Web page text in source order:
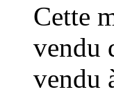
Cette
vendu
vendu